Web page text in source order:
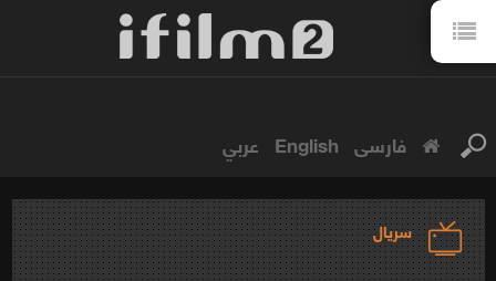
فارسی English عربي
سریال